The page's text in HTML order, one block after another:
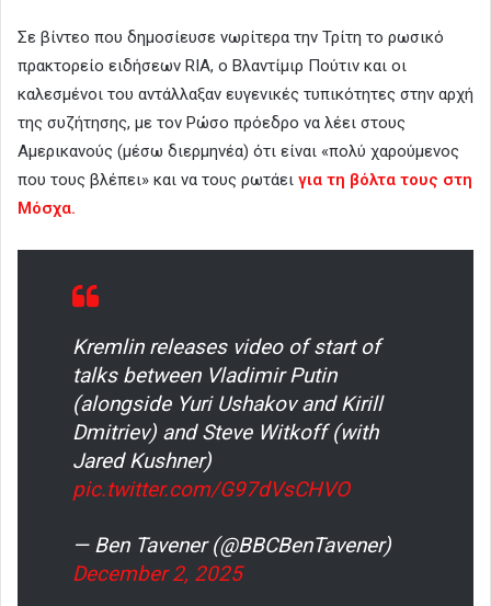
Σε βίντεο που δημοσίευσε νωρίτερα την Τρίτη το ρωσικό
πρακτορείο ειδήσεων RIA, ο Βλαντίμιρ Πούτιν και οι
καλεσμένοι του αντάλλαξαν ευγενικές τυπικότητες στην αρχή
της συζήτησης, με τον Ρώσο πρόεδρο να λέει στους
Αμερικανούς (μέσω διερμηνέα) ότι είναι «πολύ χαρούμενος
που τους βλέπει» και να τους ρωτάει για τη βόλτα τους στη
Μόσχα.
Kremlin releases video of start of
talks between Vladimir Putin
(alongside Yuri Ushakov and Kirill
Dmitriev) and Steve Witkoff (with
Jared Kushner)
pic.twitter.com/G97dVsCHVO
— Ben Tavener (@BBCBenTavener)
December 2, 2025